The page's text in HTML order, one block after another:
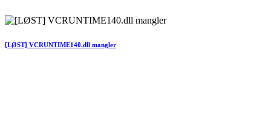
[LØST] VCRUNTIME140.dll mangler